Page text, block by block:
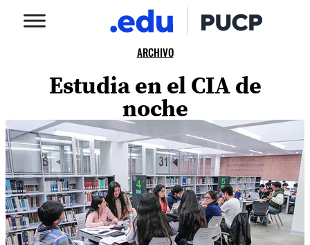
ARCHIVO
Estudia en el CIA de
noche